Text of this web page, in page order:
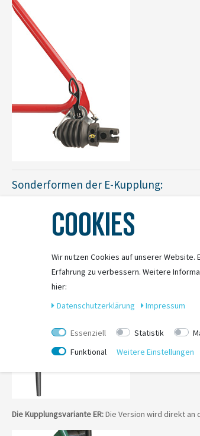
Sonderformen der E-Kupplung:
Die Kupplungsvariante EP:Diese Version wird direkt
Die Kupplungsvariante ER:Die Version wird direkt
COOKIES
Wir nutzen Cookies auf unserer
Erfahrung zu verbessern. Weitere
hier:
Daten­schutz­erklärung
Impressum
Essenziell Statistik
Funktional
Weitere Einstellungen